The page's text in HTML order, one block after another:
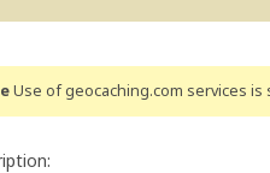
Use of geocaching.com services